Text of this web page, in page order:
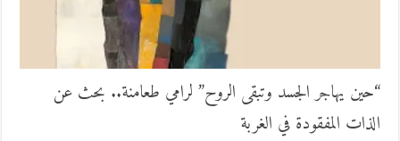
“حين يهاجر الجسد وتبقى الروح” لرامي طعامنة.. بحث عن
الذات المفقودة في الغربة